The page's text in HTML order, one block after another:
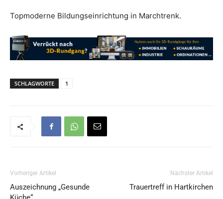
Topmoderne Bildungseinrichtung in Marchtrenk.
SCHLAGWORTE 1
Vorheriger Artikel
Auszeichnung „Gesunde
Nächster Artikel
Trauertreff in Hartkirchen